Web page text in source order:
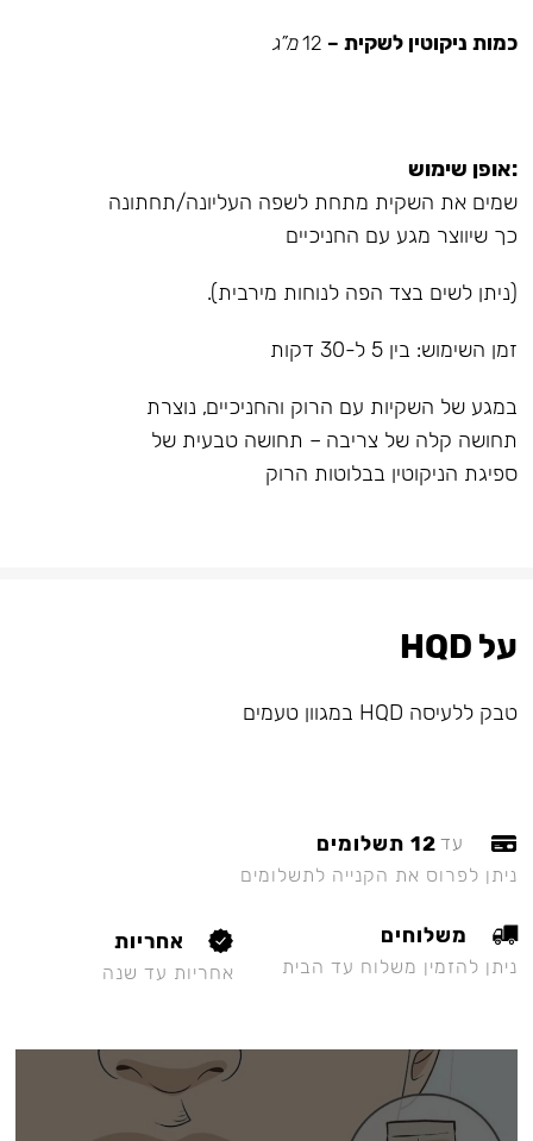
כמות ניקוטין לשקית – מ”ג
:אופן שימוש
שמים את השקית מתחת לשפה העליונה/תחתונה
כך שיווצר מגע עם החניכיים
(ניתן לשים בצד הפה לנוחות מירבית).
זמן השימוש: בין 5 ל-30 דקות
במגע של השקיות עם הרוק והחניכיים, נוצרת
תחושה קלה של צריבה – תחושה טבעית של
ספיגת הניקוטין בבלוטות הרוק
על HQD
טבק ללעיסה HQD במגוון טעמים
עד 12 תשלומים
ניתן לפרוס את הקנייה לתשלומים
משלוחים
ניתן להזמין משלוח עד הבית
אחריות
אחריות עד שנה